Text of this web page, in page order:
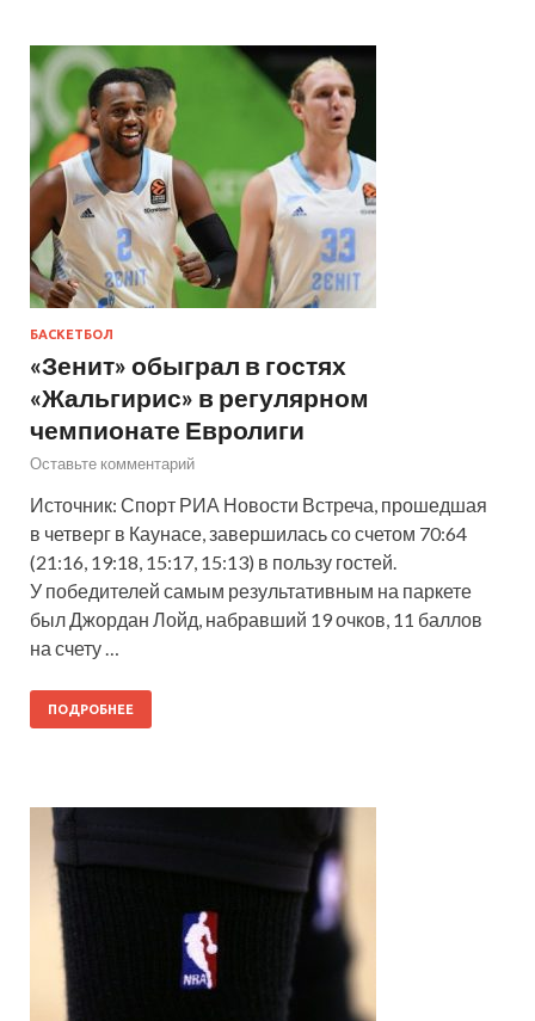
БАСКЕТБОЛ
«Зенит» обыграл в гостях
«Жальгирис» в регулярном
чемпионате Евролиги
Оставьте комментарий
Источник: Спорт РИА Новости Встреча, прошедшая
в четверг в Каунасе, завершилась со счетом 70:64
(21:16, 19:18, 15:17, 15:13) в пользу гостей.
У победителей самым результативным на паркете
был Джордан Лойд, набравший 19 очков, 11 баллов
на счету …
ПОДРОБНЕЕ